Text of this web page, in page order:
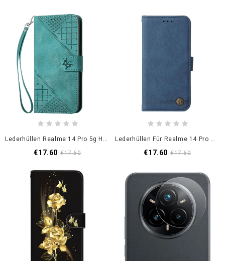
Lederhüllen Realme 14 Pro 5g Handyhülle Geometrische Schmetterlinge Mit Riemen
€17.60 €17.60
Lederhüllen Für Realme 14 Pro 5g Wildlederoptik Mit Nieten
€17.60 €17.60